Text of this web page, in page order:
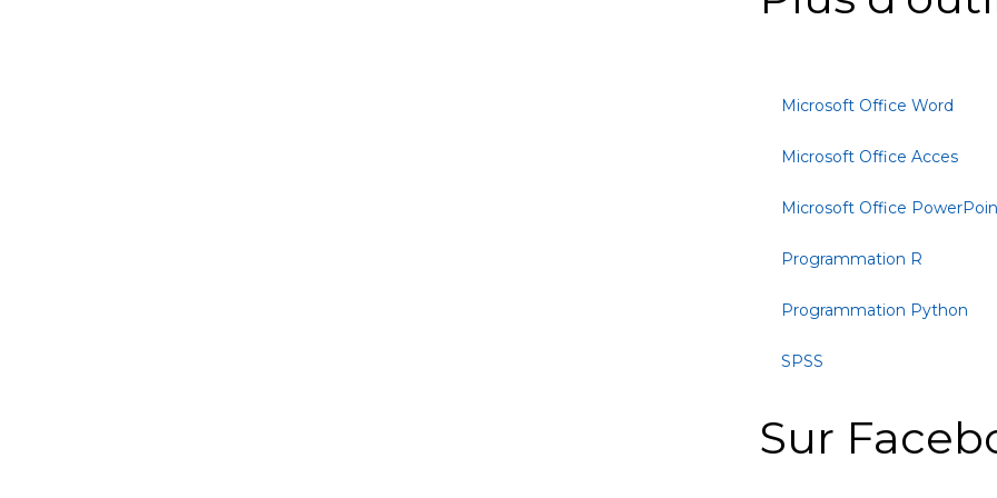
Microsoft Office Word
Microsoft Office Acces
Microsoft Office
Programmation R
Programmation Python
SPSS
Sur